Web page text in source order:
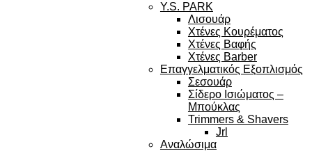
Y.S. PARK
Λισουάρ
Χτένες Κουρέματος
Χτένες Βαφής
Χτένες Barber
Επαγγελματικός Εξοπλισμός
Σεσουάρ
Σίδερο Ισιώματος –
Μπούκλας
Trimmers & Shavers
Jrl
Αναλώσιμα